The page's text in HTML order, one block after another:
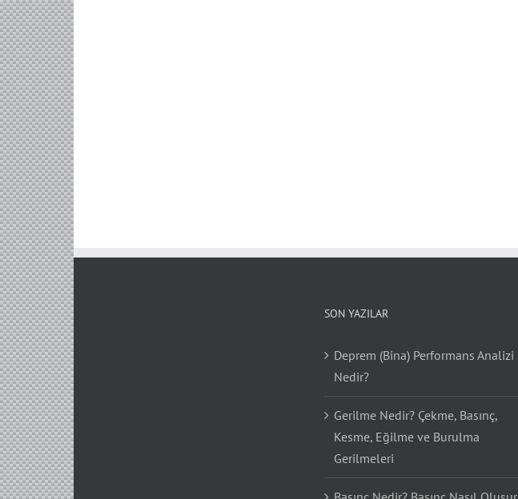
SON YAZILAR
Deprem (Bina) Performans Analizi
Nedir?
Gerilme Nedir? Çekme, Basınç,
Kesme, Eğilme ve Burulma
Gerilmeleri